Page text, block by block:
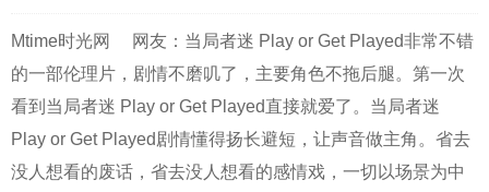
Mtime时光网
网友：当局者迷 Play or Get Played非常不错
的一部伦理片，剧情不磨叽了，主要角色不拖后腿。第一次
看到当局者迷 Play or Get Played直接就爱了。当局者迷
Play or Get Played剧情懂得扬长避短，让声音做主角。省去
没人想看的废话，省去没人想看的感情戏，一切以场景为中